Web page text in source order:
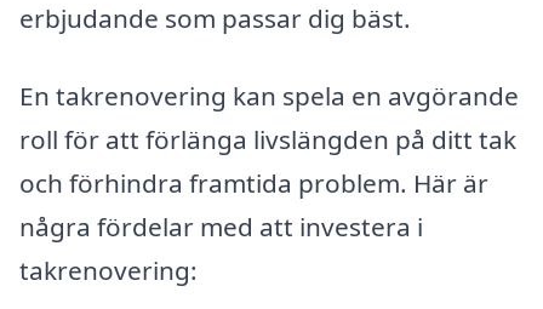
erbjudande som passar dig bäst.
En takrenovering kan spela en avgörande
roll för att förlänga livslängden på ditt tak
och förhindra framtida problem. Här är
några fördelar med att investera i
takrenovering: